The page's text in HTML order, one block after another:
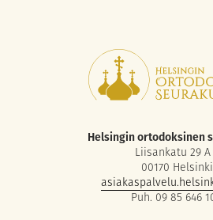
Helsingin ortodoksinen
Liisankatu 29 A
00170 Helsinki
Puh. 09 85 646